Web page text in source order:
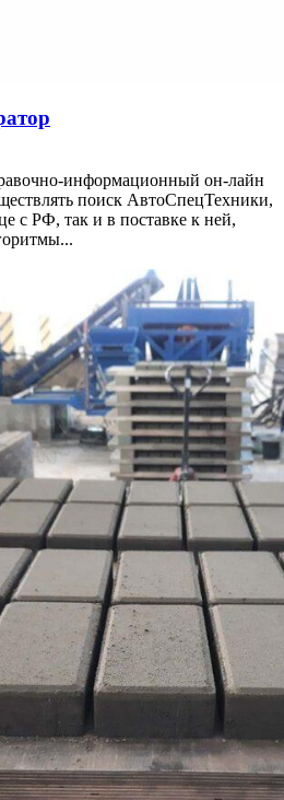
информационный он-лайн
поиск АвтоСпецТехники,
с РФ, так и в поставке к ней,